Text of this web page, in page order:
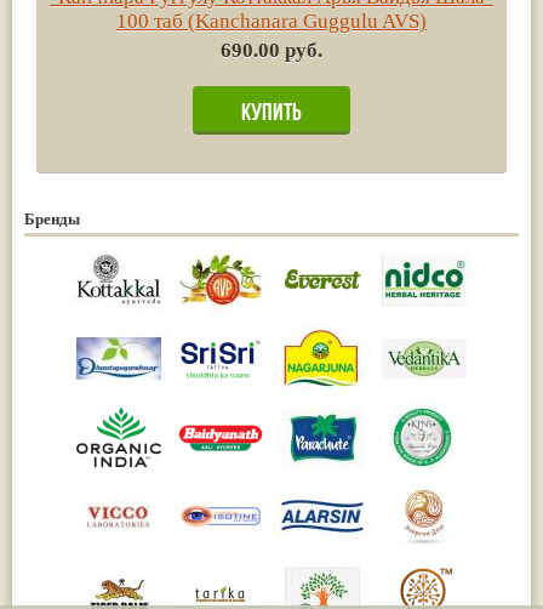
100 таб (Kanchanara Guggulu AVS)
690.00 руб.
Бренды